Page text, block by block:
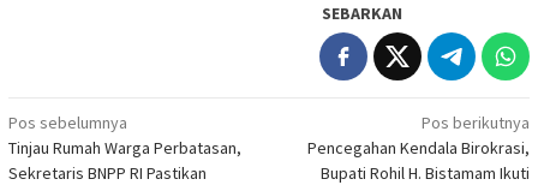
SEBARKAN
Navigasi
pos
Pos sebelumnya
Tinjau Rumah Warga Perbatasan,
Sekretaris BNPP RI Pastikan
Pos berikutnya
Pencegahan Kendala Birokrasi,
Bupati Rohil H. Bistamam Ikuti